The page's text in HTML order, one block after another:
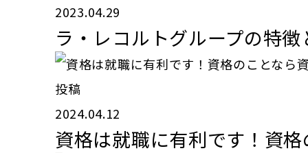
2023.04.29
ラ・レコルトグループの特
投稿
2024.04.12
資格は就職に有利です！資